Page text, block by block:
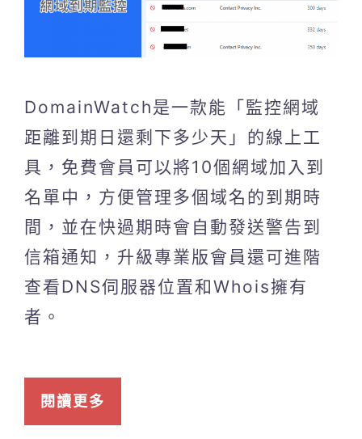
DomainWatch是一款能「監控網域
距離到期日還剩下多少天」的線上工
具，免費會員可以將10個網域加入到
名單中，方便管理多個域名的到期時
間，並在快過期時會自動發送警告到
信箱通知，升級專業版會員還可進階
查看DNS伺服器位置和Whois擁有
者。
閱讀更多